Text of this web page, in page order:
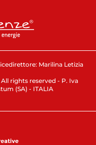
Marilina Letizia
rights reserved - P. Iva
(SA) - ITALIA